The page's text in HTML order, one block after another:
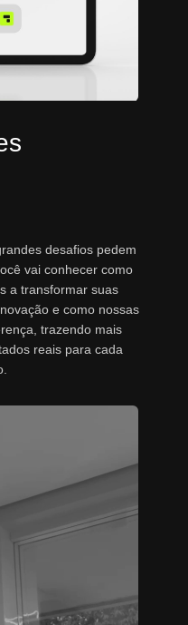
desafios pedem
vai conhecer como
a transformar suas
e como nossas
trazendo mais
reais para cada